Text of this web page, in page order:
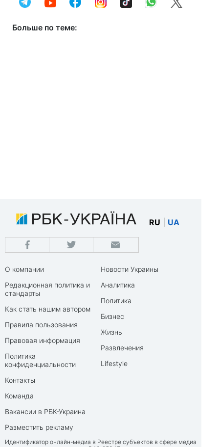
Больше по теме:
RU UA
О компании
Редакционная политика и
стандарты
Как стать нашим автором
Правила пользования
Правовая информация
Политика
конфиденциальности
Контакты
Команда
Вакансии в РБК-Украина
Разместить рекламу
Новости Украины
Аналитика
Политика
Бизнес
Жизнь
Развлечения
Lifestyle
Идентификатор онлайн-медиа в Реестре субъектов в сфере медиа